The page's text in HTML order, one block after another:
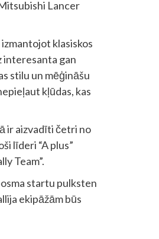
Lancer
klasiskos
interesanta gan
stilu un mēģināšu
kļūdas, kas
ir aizvadīti četri no
līderi “A plus”
Team”.
startu pulksten
ekipāžām būs